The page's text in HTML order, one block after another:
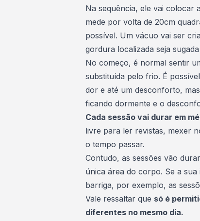
Na sequência, ele vai colocar
mede por volta de 20cm
possível. Um vácuo vai ser
gordura localizada seja
No começo, é normal sentir
substituída pelo frio. É
dor e até um desconforto,
ficando dormente e o
Cada sessão vai durar em
livre para ler revistas, mexer
o tempo passar.
Contudo, as sessões vão
única área do corpo. Se a
barriga, por exemplo, as
Vale ressaltar que só é
diferentes no mesmo dia.